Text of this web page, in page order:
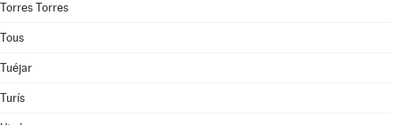
Torres Torres
Tous
Tuéjar
Turís